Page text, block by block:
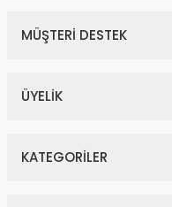
MÜŞTERİ DESTEK
ÜYELİK
KATEGORİLER